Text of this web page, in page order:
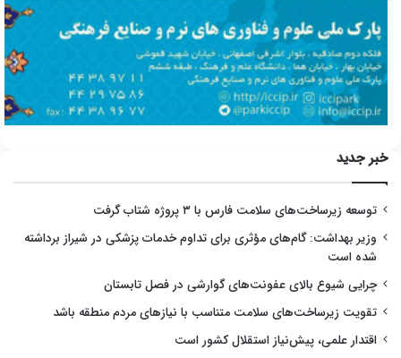
خبر جدید
توسعه زیرساخت‌های سلامت فارس با ۳ پروژه شتاب گرفت
وزیر بهداشت: گام‌های مؤثری برای تداوم خدمات پزشکی در شیراز برداشته
شده است
چرایی شیوع بالای عفونت‌های گوارشی در فصل تابستان
تقویت زیرساخت‌های سلامت متناسب با نیازهای مردم منطقه باشد
اقتدار علمی، پیش‌نیاز استقلال کشور است